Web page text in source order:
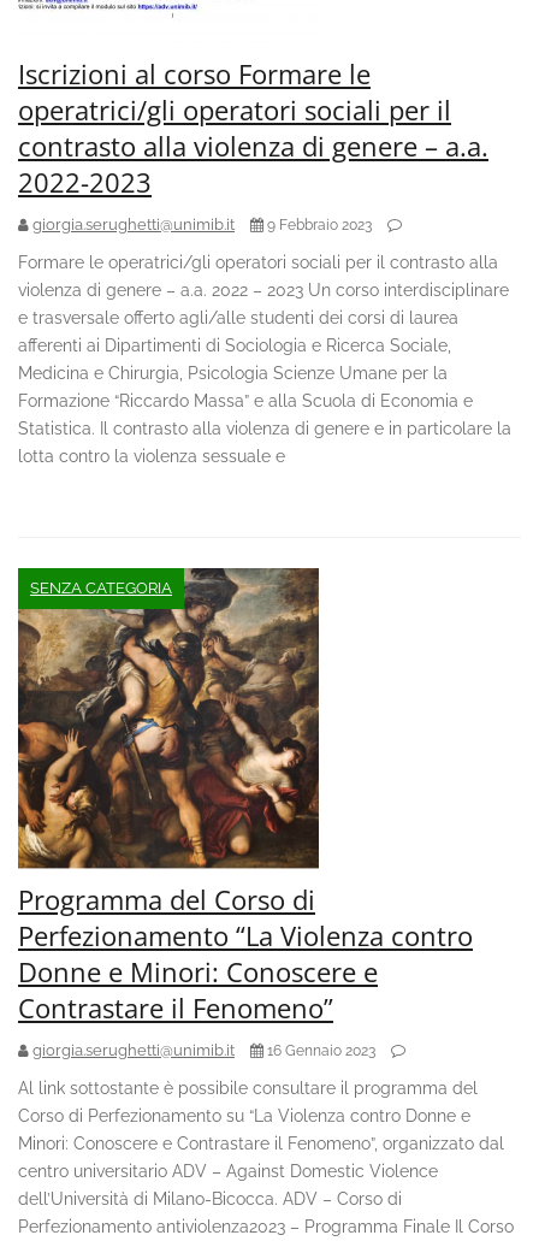
Iscrizioni al corso Formare le
operatrici/gli operatori sociali per il
contrasto alla violenza di genere – a.a.
2022-2023
giorgia.serughetti@unimib.it 9 Febbraio 2023
Formare le operatrici/gli operatori sociali per il contrasto alla
violenza di genere – a.a. 2022 – 2023 Un corso interdisciplinare
e trasversale offerto agli/alle studenti dei corsi di laurea
afferenti ai Dipartimenti di Sociologia e Ricerca Sociale,
Medicina e Chirurgia, Psicologia Scienze Umane per la
Formazione “Riccardo Massa” e alla Scuola di Economia e
Statistica. Il contrasto alla violenza di genere e in particolare la
lotta contro la violenza sessuale e
SENZA CATEGORIA
Programma del Corso di
Perfezionamento “La Violenza contro
Donne e Minori: Conoscere e
Contrastare il Fenomeno”
giorgia.serughetti@unimib.it 16 Gennaio 2023
Al link sottostante è possibile consultare il programma del
Corso di Perfezionamento su “La Violenza contro Donne e
Minori: Conoscere e Contrastare il Fenomeno”, organizzato dal
centro universitario ADV – Against Domestic Violence
dell’Università di Milano-Bicocca. ADV – Corso di
Perfezionamento antiviolenza2023 – Programma Finale Il Corso